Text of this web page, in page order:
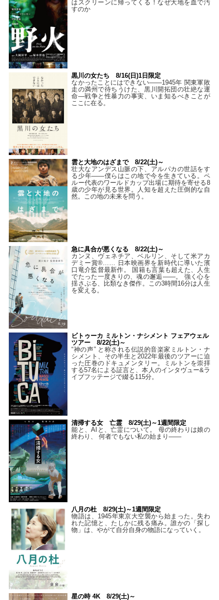
はスクリーンに帰ってくる！なぜ大地を血で汚
すのか
黒川の女たち 8/16(日)1日限定
なかったことにはできない——1945年 関東軍敗
走の満州で待ちうけた、黒川開拓団の壮絶な運
命―戦争と性暴力の事実、いま知るべきことが
ここに在る。
雲と大地のはざまで 8/22(土)～
壮大なアンデス山脈の下、アルパカの世話をす
る少年――僕らはこの地で今を生きている。ペ
ルー代表のワールドカップ出場に期待を寄せる8
歳の少年が見る世界。人知を超えた圧倒的な自
然。この地の未来を問う。
急に具合が悪くなる 8/22(土)～
カンヌ、ヴェネチア、ベルリン、そして米アカ
デミー賞®…… 日本映画界を新時代に導いた濱
口竜介監督最新作。 国籍も言葉も超えた、人生
でたった一度きりの、魂の邂逅――。 強く心を
揺さぶる、比類なき傑作。この3時間16分は人生
を変える。
ビトゥーカ ミルトン・ナシメント フェアウェル
ツアー 8/22(土)～
“神の声” と称される伝説的音楽家ミルトン・ナ
シメント、その半生と2022年最後のツアーに迫
った圧巻のドキュメンタリー。ミルトンを崇拝
する57名による証言と、本人のインタヴュー&ラ
イブフッテージで綴る115分。
清掃する女 亡霊 8/29(土)～1週間限定
能と、AIと、亡霊について。 母の終わりは娘の
終わり、 何者でもない私の始まり――
八月の杜 8/29(土)～1週間限定
物語は、1945年東京大空襲から始まった。失わ
れた記憶と、たしかに残る痛み。誰かの「探し
物」は、やがて自分自身の物語になっていく。
星の時 4K 8/29(土)～